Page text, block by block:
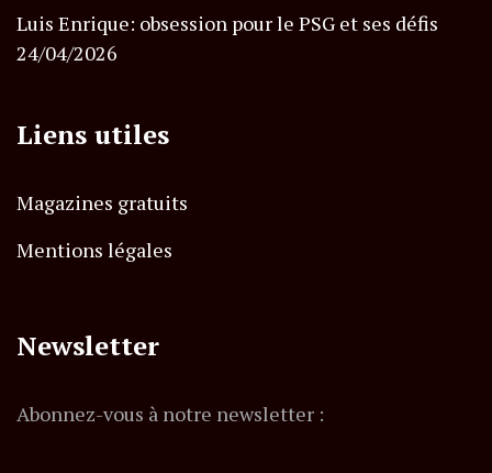
Luis Enrique: obsession pour le PSG et ses défis
24/04/2026
Liens utiles
Magazines gratuits
Mentions légales
Newsletter
Abonnez-vous à notre newsletter :